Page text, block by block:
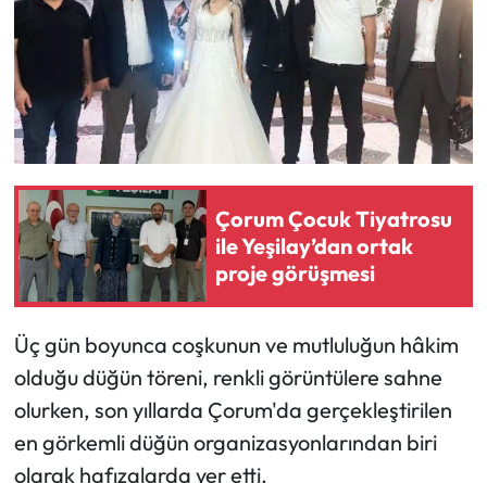
Çorum Çocuk Tiyatrosu
ile Yeşilay’dan ortak
proje görüşmesi
Üç gün boyunca coşkunun ve mutluluğun hâkim
olduğu düğün töreni, renkli görüntülere sahne
olurken, son yıllarda Çorum'da gerçekleştirilen
en görkemli düğün organizasyonlarından biri
olarak hafızalarda yer etti.
Yaşam
Yayla Haber
Yemek Tarifleri
Yerel Haberler